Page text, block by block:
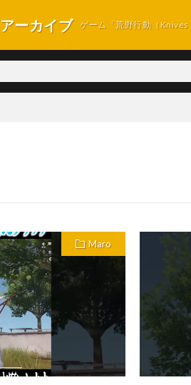
ーカイブ ゲーム「荒野行動（Knives
Maro